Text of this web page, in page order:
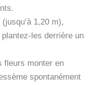
1,20 m),
les derrière un
fleurs monter en
spontanément